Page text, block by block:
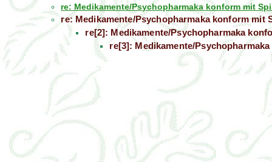
re: Medikamente/Psychopharmaka konform mit
re: Medikamente/Psychopharmaka konform mit
re[2]: Medikamente/Psychopharmaka
re[3]: Medikamente/